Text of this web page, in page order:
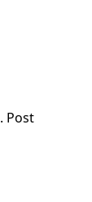
Post